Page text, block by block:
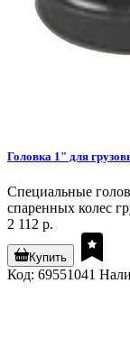
Головка 1" для
Специальные
спаренных колес
2 112 р.
Купить
Код: 69551041